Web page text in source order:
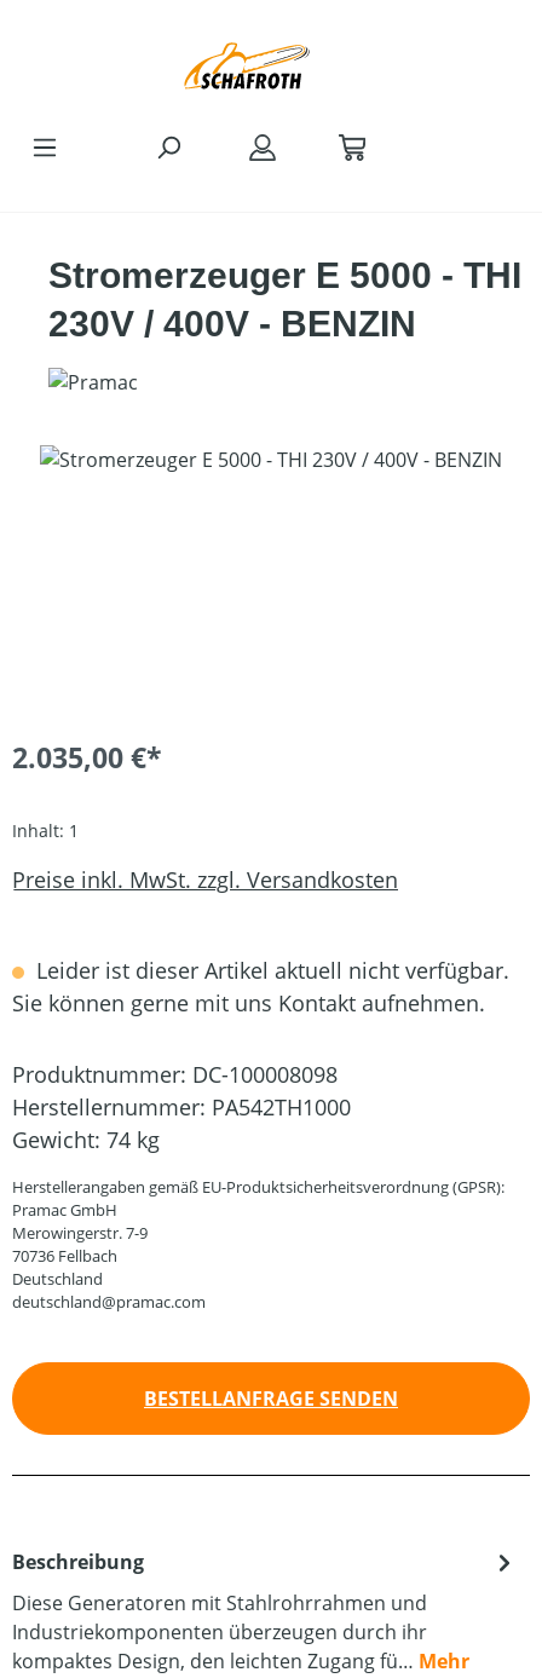
Stromerzeuger E 5000 - THI
230V / 400V - BENZIN
Bildergalerie überspringen
2.035,00 €*
Inhalt: 1
Preise inkl. MwSt. zzgl. Versandkosten
Leider ist dieser Artikel aktuell nicht verfügbar.
Sie können gerne mit uns Kontakt aufnehmen.
Produktnummer: DC-100008098
Herstellernummer: PA542TH1000
Gewicht: 74 kg
Herstellerangaben gemäß EU-Produktsicherheitsverordnung (GPSR):
Pramac GmbH
Merowingerstr. 7-9
70736 Fellbach
Deutschland
deutschland@pramac.com
BESTELLANFRAGE SENDEN
Beschreibung
Diese Generatoren mit Stahlrohrrahmen und
Industriekomponenten überzeugen durch ihr
kompaktes Design, den leichten Zugang fü… Mehr